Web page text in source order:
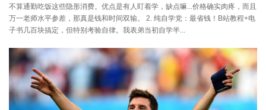
不算通勤吃饭这些隐形消费。优点是有人盯着学，缺点嘛...价格确实肉疼，而且
万一老师水平参差，那真是钱和时间双输。 2. 纯自学党：最省钱！B站教程+电
子书几百块搞定，但特别考验自律。我表弟当初自学半...